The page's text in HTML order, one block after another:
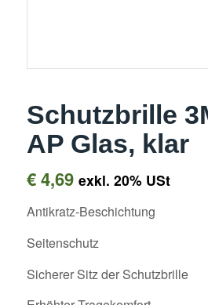
Schutzbrille
AP Glas, klar
€4,69 exkl. 20% USt
Antikratz-Beschichtung
Seitenschutz
Sicherer Sitz der Schutzbrille